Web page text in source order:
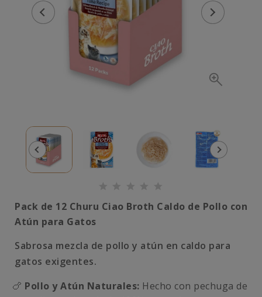
Pack de 12 Churu Ciao Broth Caldo de Pollo con
Atún para Gatos
Sabrosa mezcla de pollo y atún en caldo para
gatos exigentes.
🍗 Pollo y Atún Naturales: Hecho con pechuga de